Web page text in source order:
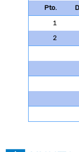
Pto.
1
2